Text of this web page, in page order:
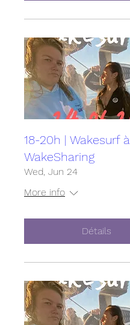
18-20h | Wakesurf à
WakeSharing
Wed, Jun 24
More info
Détails